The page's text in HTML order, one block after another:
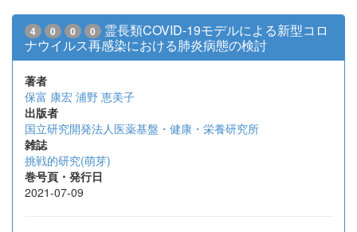
4 0 0 0
霊長類COVID-19モデルによる新型コロ
ナウイルス再感染における肺炎病態の検討
著者
保富 康宏 浦野 恵美子
出版者
国立研究開発法人医薬基盤・健康・栄養研究所
雑誌
挑戦的研究(萌芽)
巻号頁・発行日
2021-07-09